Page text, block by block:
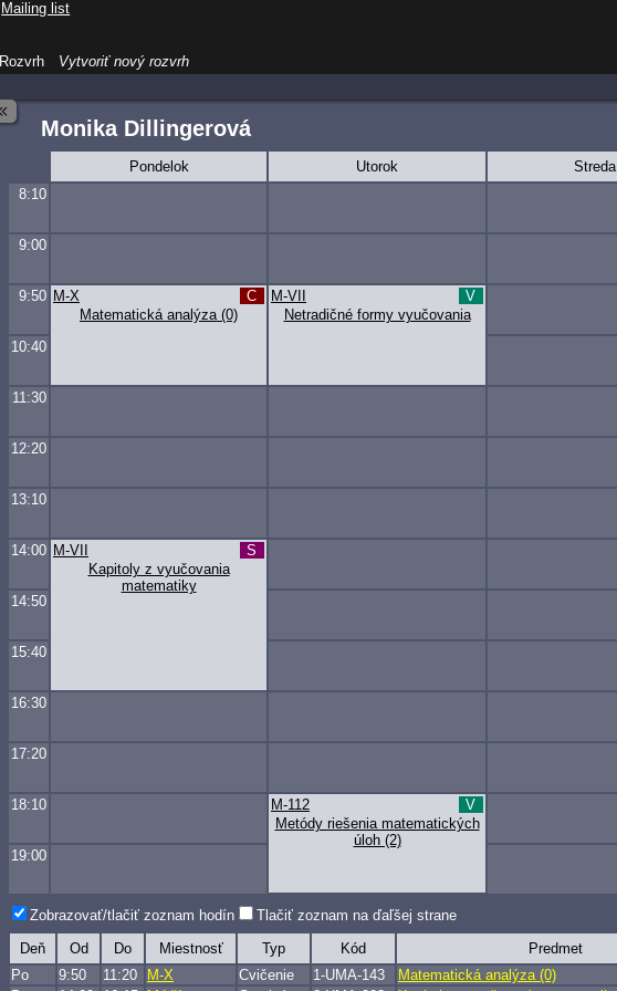
Monika Dillingerová
Pondelok Utorok Streda
8:10
9:00
9:50
Matematická analýza (0)
M-X
C
Netradičné formy vyučovania
M-VII V
10:40
11:30
12:20
13:10
14:00
Kapitoly z vyučovania
matematiky
M-VII S
14:50
15:40
16:30
17:20
18:10
Metódy riešenia matematických
úloh (2)
M-112
V
19:00
Zobrazovať/tlačiť zoznam hodín Tlačiť zoznam na ďaľšej strane
Deň Od Do Miestnosť Typ Kód Predmet
Po
9:50 11:20 M-X Cvičenie 1-UMA-143 Matematická analýza (0)
Rozvrh
Vytvoriť nový rozvrh
Mailing list